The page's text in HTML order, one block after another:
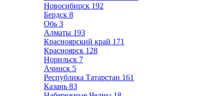
Новосибирск 192
Бердск 8
Обь 3
Алматы 193
Красноярский край 171
Красноярск 128
Норильск 7
Ачинск 5
Республика Татарстан 161
Казань 83